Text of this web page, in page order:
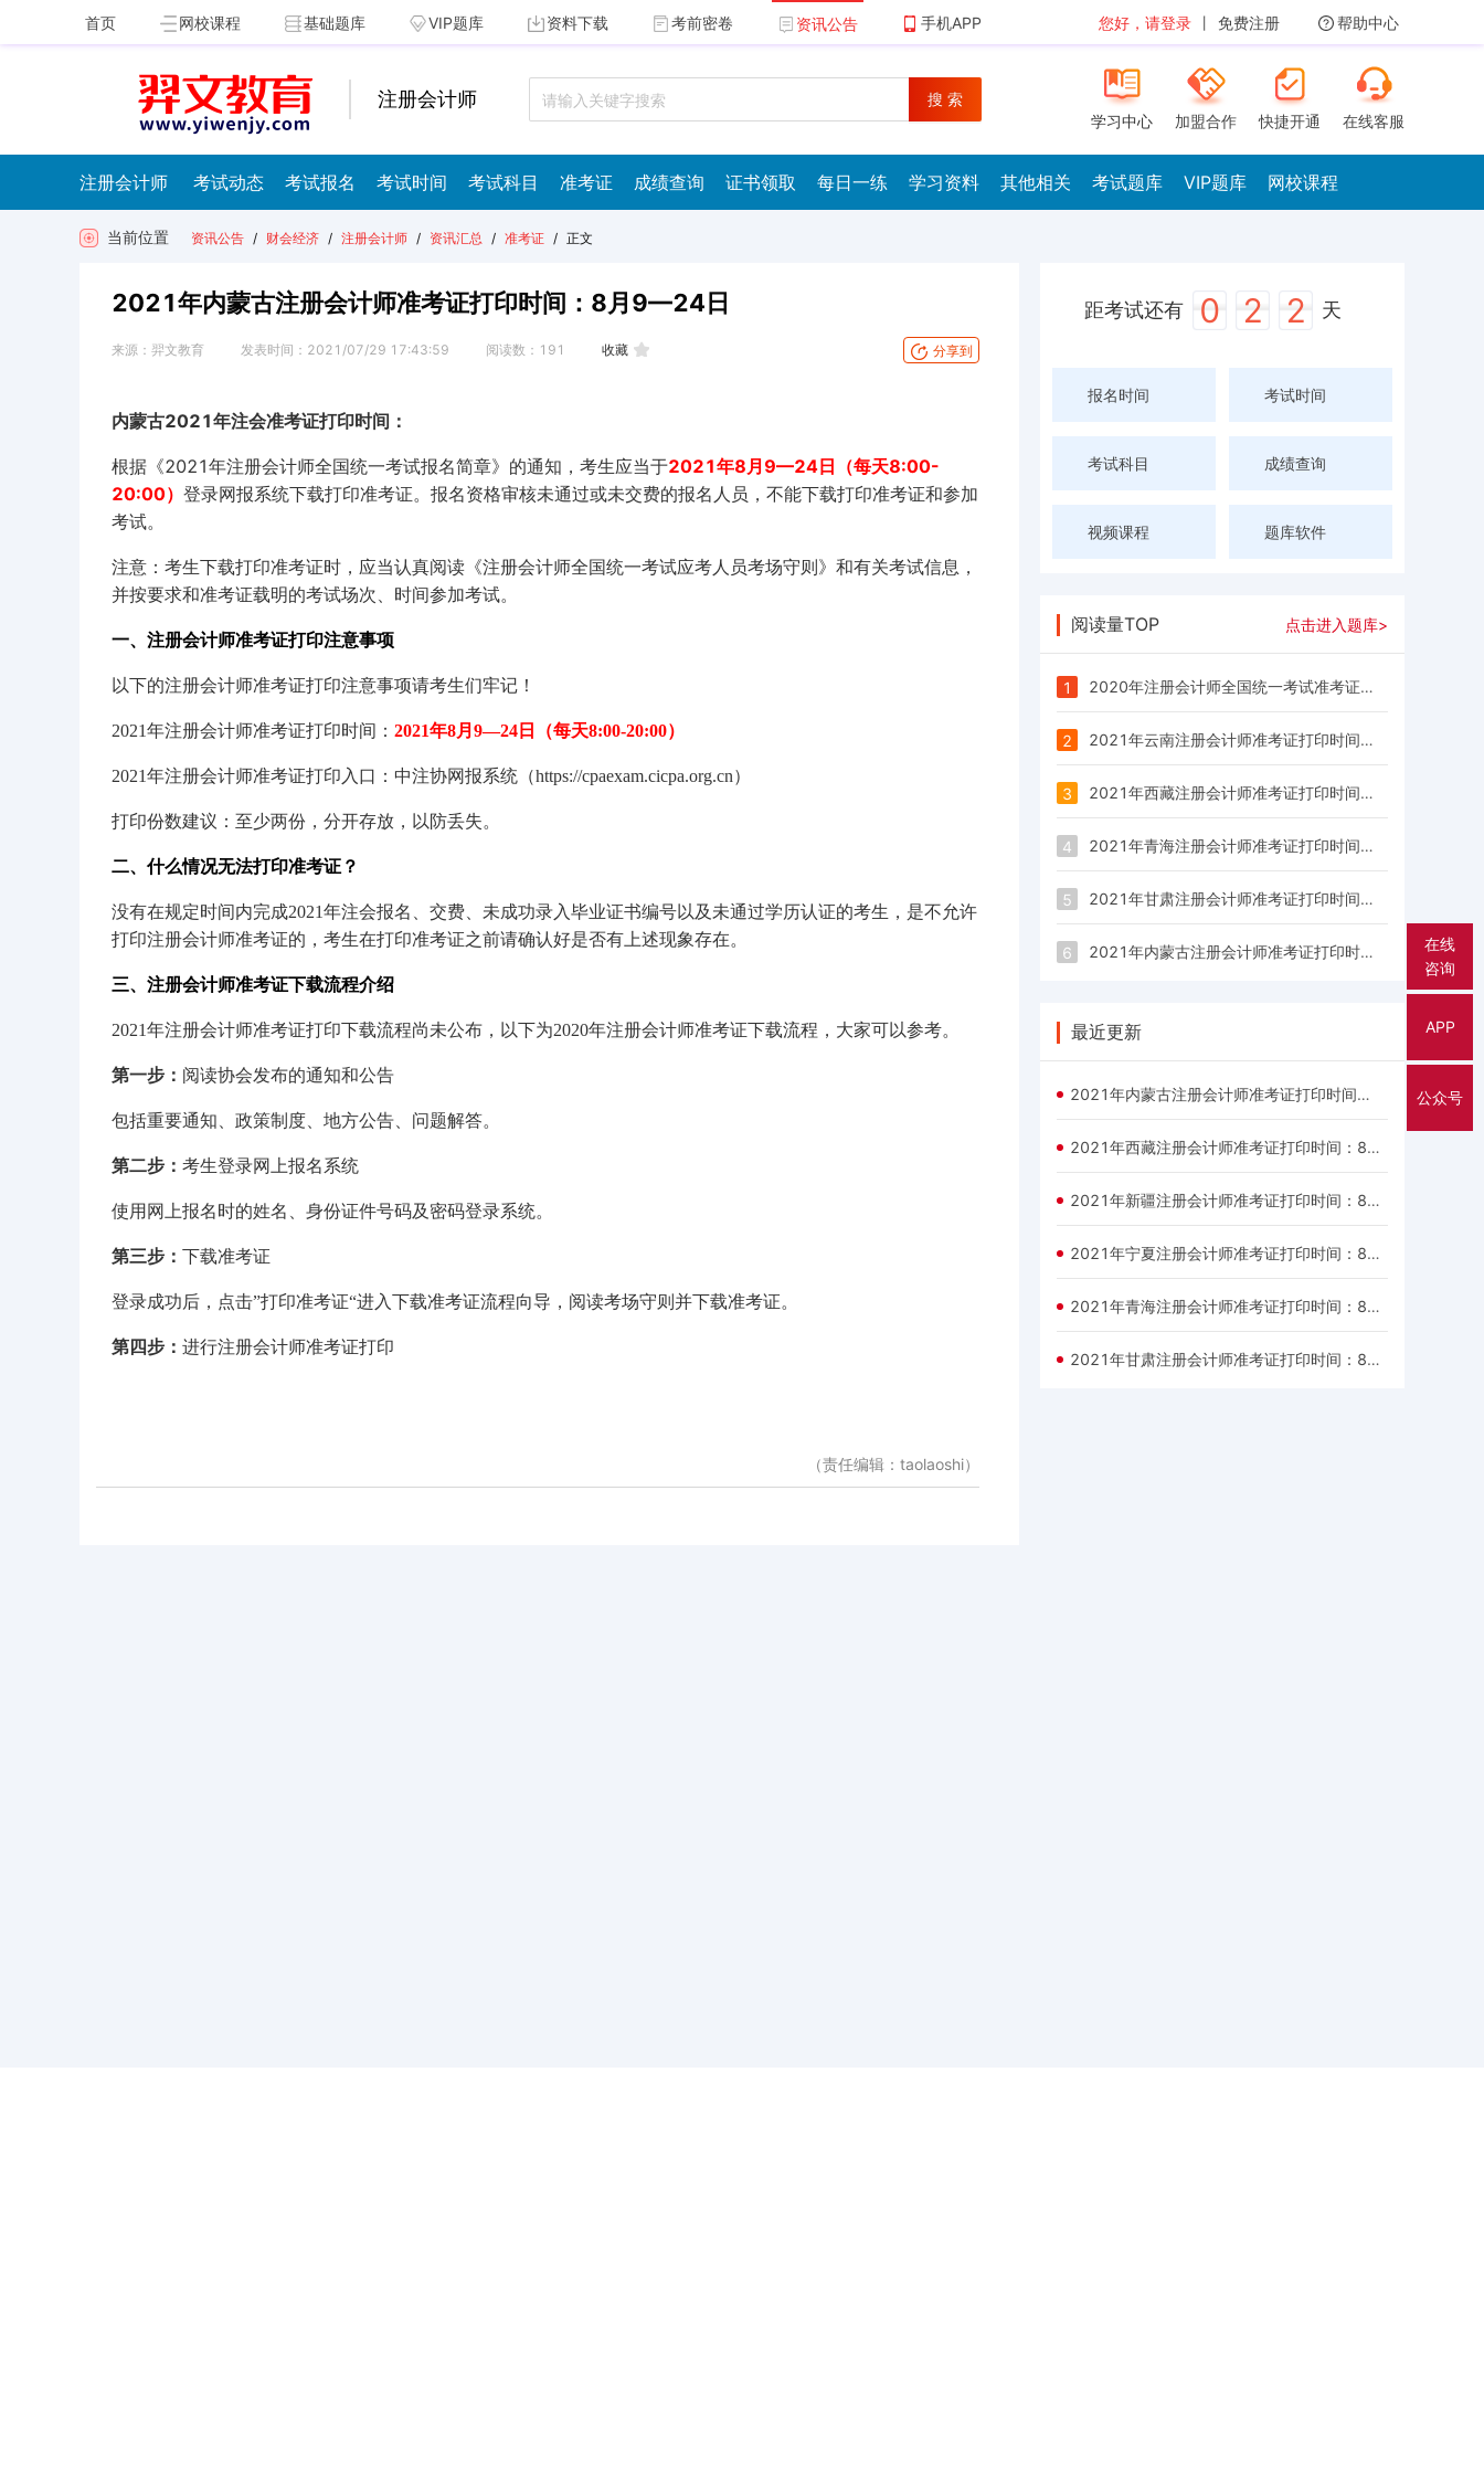
首页 网校课程 基础题库 VIP题库 资料下载 考前密卷 资讯公告 手机APP 您好，请登录 丨 免费注册 帮助中心
在线
咨询
APP
公众号
注册会计师
搜 索
学习中心
加盟合作 快捷开通 在线客服
注册会计师 考试动态 考试报名 考试时间 考试科目 准考证 成绩查询 证书领取 每日一练 学习资料 其他相关 考试题库 VIP题库 网校课程
当前位置 资讯公告 / 财会经济 / 注册会计师 / 资讯汇总 / 准考证 / 正文
2021年内蒙古注册会计师准考证打印时间：8月9—24日
来源： 羿文教育 发表时间： 2021/07/29 17:43:59 阅读数： 191 收藏 分享到
内蒙古2021年注会准考证打印时间：
根据《2021年注册会计师全国统一考试报名简章》的通知，考生应当于2021年8月9—24日（每天8:00-
20:00） 登录网报系统下载打印准考证。报名资格审核未通过或未交费的报名人员，不能下载打印准考证和参加
考试。
注意：考生下载打印准考证时，应当认真阅读《注册会计师全国统一考试应考人员考场守则》和有关考试信息，
并按要求和准考证载明的考试场次、时间参加考试。
一、注册会计师准考证打印注意事项
以下的注册会计师准考证打印注意事项请考生们牢记！
2021年注册会计师准考证打印时间： 2021年8月9—24日（每天8:00-20:00）
2021年注册会计师准考证打印入口：中注协网报系统（https://cpaexam.cicpa.org.cn）
打印份数建议：至少两份，分开存放，以防丢失。
二、什么情况无法打印准考证？
没有在规定时间内完成2021年注会报名、交费、未成功录入毕业证书编号以及未通过学历认证的考生，是不允许
打印注册会计师准考证的，考生在打印准考证之前请确认好是否有上述现象存在。
三、注册会计师准考证下载流程介绍
2021年注册会计师准考证打印下载流程尚未公布，以下为2020年注册会计师准考证下载流程，大家可以参考。
第一步： 阅读协会发布的通知和公告
包括重要通知、政策制度、地方公告、问题解答。
第二步： 考生登录网上报名系统
使用网上报名时的姓名、身份证件号码及密码登录系统。
第三步： 下载准考证
登录成功后，点击”打印准考证“进入下载准考证流程向导，阅读考场守则并下载准考证。
第四步： 进行注册会计师准考证打印
（责任编辑：taolaoshi）
距考试还有 0 2 2 天
报名时间 考试时间
考试科目 成绩查询
视频课程 题库软件
阅读量TOP 点击进入题库>
1 2020年注册会计师全国统一考试准考证正在打印中，打印入口开通时间：9月22日-10月9日
2 2021年云南注册会计师准考证打印时间：8月9—24日
3 2021年西藏注册会计师准考证打印时间：8月9—24日
4 2021年青海注册会计师准考证打印时间：8月9—24日
5 2021年甘肃注册会计师准考证打印时间：8月9—24日
6 2021年内蒙古注册会计师准考证打印时间：8月9—24日
最近更新
2021年内蒙古注册会计师准考证打印时间：8月9—24日
2021年西藏注册会计师准考证打印时间：8月9—24日
2021年新疆注册会计师准考证打印时间：8月9—24日
2021年宁夏注册会计师准考证打印时间：8月9—24日
2021年青海注册会计师准考证打印时间：8月9—24日
2021年甘肃注册会计师准考证打印时间：8月9—24日